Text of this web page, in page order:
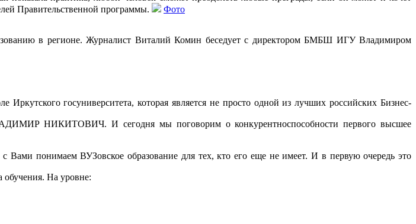
Правительственной программы.
Фото
в регионе. Журналист Виталий Комин беседует с директором БМБШ ИГУ Владимиром
госуниверситета, которая является не просто одной из лучших российских Бизнес-
НИКИТОВИЧ. И сегодня мы поговорим о конкурентноспособности первого высшее
понимаем ВУЗовское образование для тех, кто его еще не имеет. И в первую очередь это
обучения. На уровне: